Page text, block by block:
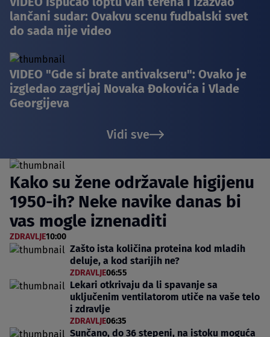
lančani sudar: Ovakvu scenu fudbalski svet
do sada nije video
VIDEO "Gde si brate antivakseru": Ovako je
izgledao zagrljaj Novaka Đokovića i Vlade
Georgijeva
Vidi sve
Kako su žene održavale higijenu
1950-ih? Neke navike danas bi
vas mogle iznenaditi
ZDRAVLJE10:00
Zašto ista količina proteina kod mladih
deluje, a kod starijih ne?
ZDRAVLJE06:55
Lekari otkrivaju da li spavanje sa
uključenim ventilatorom utiče na vaše telo
i zdravlje
ZDRAVLJE06:35
Sunčano, do 36 stepeni, na istoku moguća